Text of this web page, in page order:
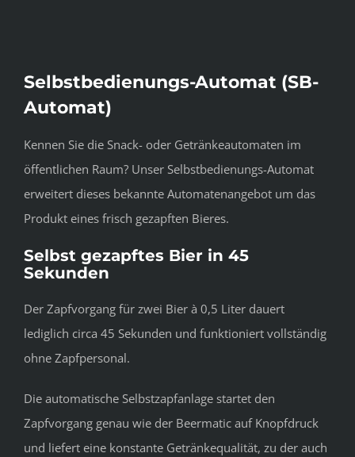
Selbstbedienungs-Automat (SB-
Automat)
Kennen Sie die Snack- oder Getränkeautomaten im
öffentlichen Raum? Unser Selbstbedienungs-Automat
erweitert dieses bekannte Automatenangebot um das
Produkt eines frisch gezapften Bieres.
Selbst gezapftes Bier in 45
Sekunden
Der Zapfvorgang für zwei Bier à 0,5 Liter dauert
lediglich circa 45 Sekunden und funktioniert vollständig
ohne Zapfpersonal.
Die automatische Selbstzapfanlage startet den
Zapfvorgang genau wie der Beermatic auf Knopfdruck
und liefert eine konstante Getränkequalität, zu der auch